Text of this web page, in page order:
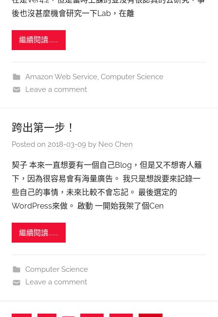
後也沒甚麼機會研究一下Lab，在離
繼續閱讀.......
Amazon Web Service, Computer Science
Leave a comment
跨出第一步！
Posted on 2018-03-09 by Neo Chen
契子 本來一直想要有一個自己Blog，但是又不想寄人籬
下，因為很容易會有海量廣告。 我只是想說要來記錄一
些自己的事情，未來比較不會忘記。 最後選定的
WordPress來做。 啟動 一開始我架了個Cen
繼續閱讀.......
Computer Science
Leave a comment